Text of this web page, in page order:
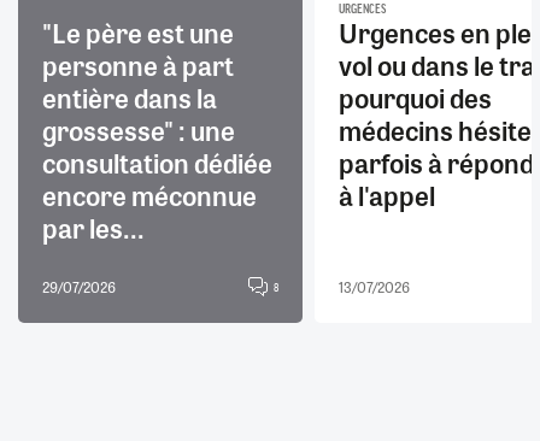
"Le père est une
personne à part
entière dans la
grossesse" : une
consultation dédiée
encore méconnue
par les...
29/07/2026 8
URGENCES
Urgences en
vol ou dans le
pourquoi des
médecins
parfois à
à l'appel
13/07/2026